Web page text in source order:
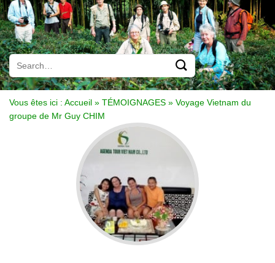
Vous êtes ici : Accueil » TÉMOIGNAGES » Voyage Vietnam du
groupe de Mr Guy CHIM